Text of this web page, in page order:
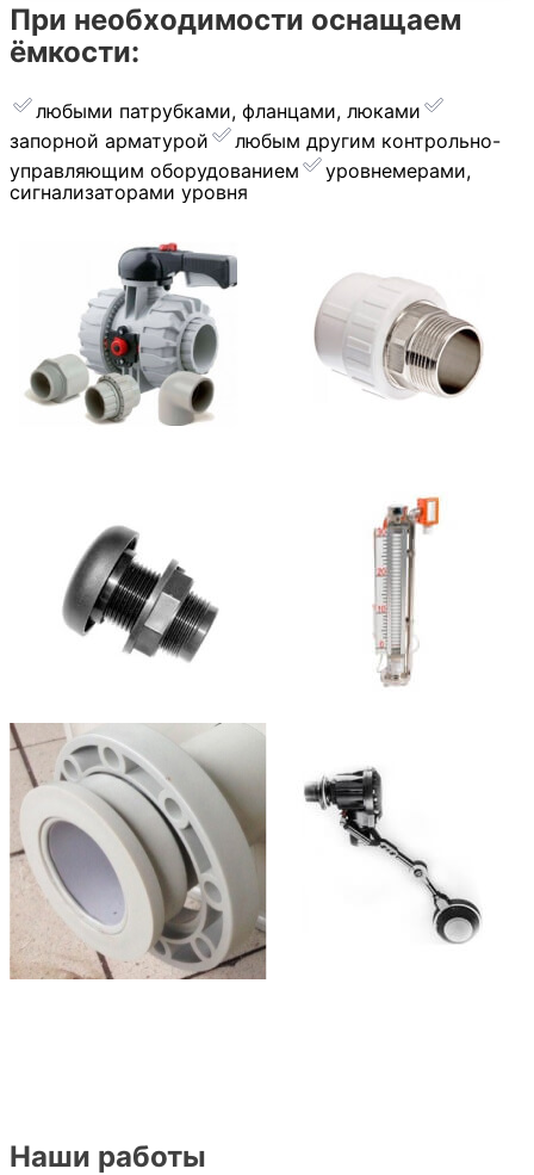
Наши работы
При необходимости оснащаем
ёмкости:
любыми патрубками, фланцами, люками
запорной арматурой
︎любым другим контрольно-
управляющим оборудованием
уровнемерами,
сигнализаторами уровня